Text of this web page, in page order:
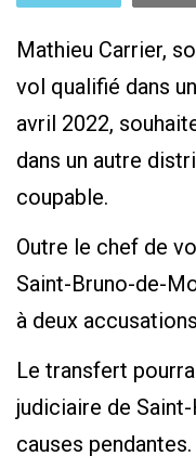
Mathieu Carrier,
vol qualifié dans
avril 2022,
dans un autre
coupable.
Outre le chef de
Saint-Bruno-de-
à deux
Le transfert
judiciaire de
causes pendantes.